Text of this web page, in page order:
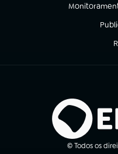
(abre em
© Todos os